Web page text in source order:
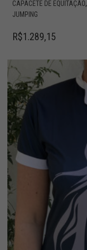
CAPACETE DE EQUITAÇÃO,
JUMPING
R$1.289,15